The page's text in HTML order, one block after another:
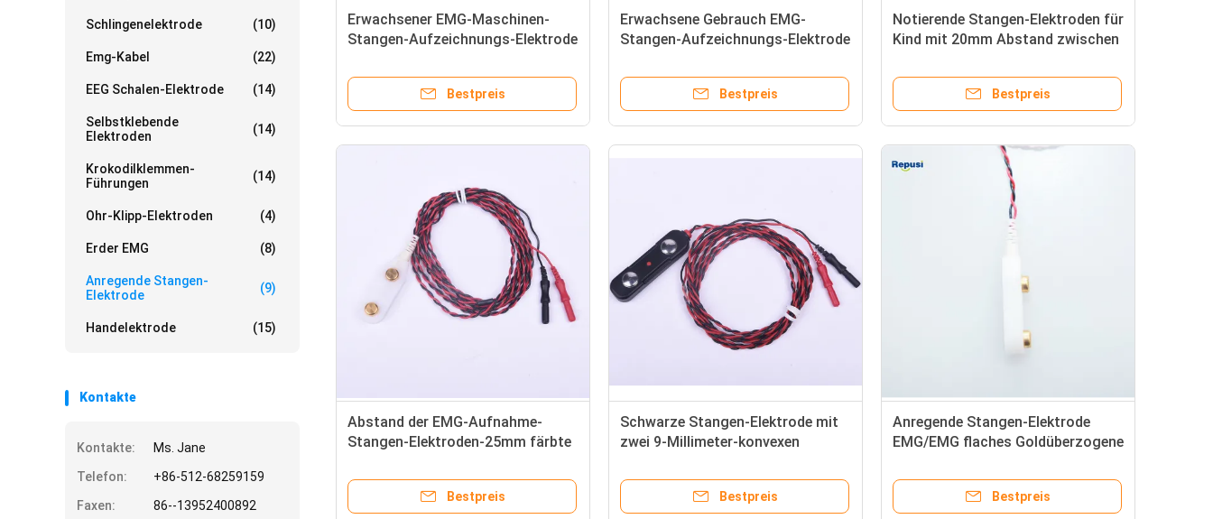
Schlingenelektrode (10)
Emg-Kabel (22)
EEG Schalen-Elektrode (14)
Selbstklebende
Elektroden
(14)
Krokodilklemmen-
Führungen
(14)
Ohr-Klipp-Elektroden (4)
Erder EMG (8)
Anregende Stangen-
Elektrode
(9)
Handelektrode (15)
Kontakte
Kontakte:
Ms. Jane
Telefon:
+86-512-68259159
Faxen:
86--13952400892
Erwachsener EMG-Maschinen-
Stangen-Aufzeichnungs-Elektrode
Bestpreis
Erwachsene Gebrauch EMG-
Stangen-Aufzeichnungs-Elektrode
Verbindungsstücken
Bestpreis
Notierende Stangen-Elektroden für
Kind mit 20mm Abstand zwischen
Bestpreis
Abstand der EMG-Aufnahme-
Stangen-Elektroden-25mm färbte
Bestpreis
Schwarze Stangen-Elektrode mit
zwei 9-Millimeter-konvexen
auseinander
Bestpreis
Anregende Stangen-Elektrode
EMG/EMG flaches Goldüberzogene
Bestpreis